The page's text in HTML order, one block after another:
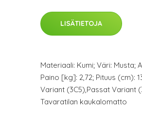
LISÄTIETOJA
Materiaali: Kumi; Väri: Musta;
Paino [kg]: 2,72; Pituus (cm):
Variant (3C5),Passat Variant
Tavaratilan kaukalomatto